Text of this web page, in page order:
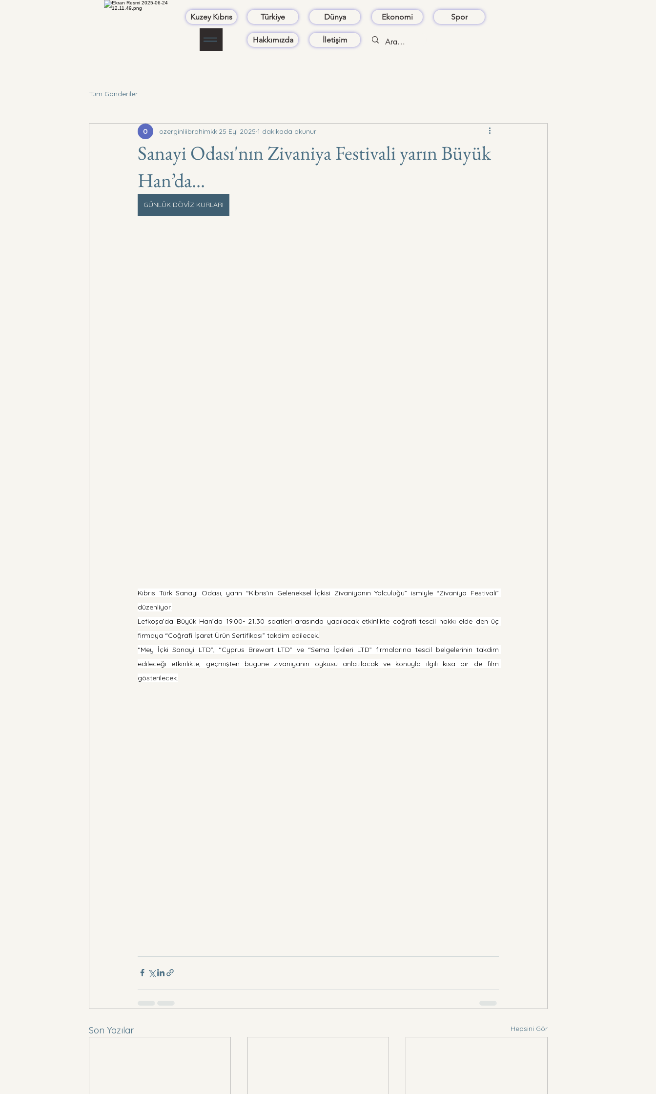
Kuzey Kıbrıs Türkiye
Hakkımızda
Dünya
İletişim
Ekonomi Spor
Tüm Gönderiler
Sanayi Odası'nın Zivaniya Festivali yarın Büyük
Han’da...
ozerginliibrahimkk 25 Eyl 2025 1 dakikada okunur
GÜNLÜK DÖVİZ KURLARI
Kıbrıs Türk Sanayi Odası, yarın “Kıbrıs’ın Geleneksel İçkisi Zivaniyanın Yolculuğu” ismiyle “Zivaniya Festivali”
düzenliyor.
Lefkoşa’da Büyük Han’da 19.00- 21.30 saatleri arasında yapılacak etkinlikte coğrafi tescil hakkı elde den üç
firmaya “Coğrafi İşaret Ürün Sertifikası” takdim edilecek.
“Mey İçki Sanayi LTD”, “Cyprus Brewart LTD” ve “Sema İçkileri LTD” firmalarına tescil belgelerinin takdim
edileceği etkinlikte, geçmişten bugüne zivaniyanın öyküsü anlatılacak ve konuyla ilgili kısa bir de film
gösterilecek.
Son Yazılar Hepsini Gör